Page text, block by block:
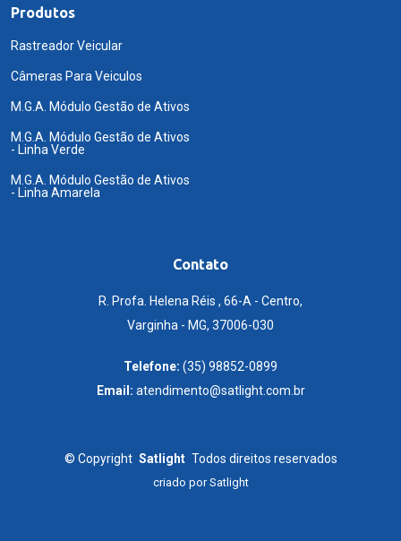
Produtos
Rastreador Veicular
Câmeras Para Veiculos
M.G.A. Módulo Gestão de Ativos
M.G.A. Módulo Gestão de Ativos
- Linha Verde
M.G.A. Módulo Gestão de Ativos
- Linha Amarela
Contato
R. Profa. Helena Réis , 66-A - Centro,
Varginha - MG, 37006-030
Telefone: (35) 98852-0899
Email: atendimento@satlight.com.br
© Copyright Satlight Todos direitos reservados
criado porSatlight